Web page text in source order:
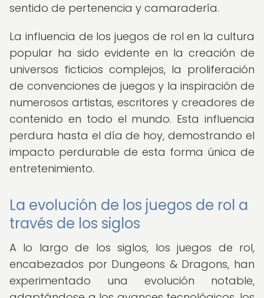
sentido de pertenencia y camaradería.
La influencia de los juegos de rol en la cultura
popular ha sido evidente en la creación de
universos ficticios complejos, la proliferación
de convenciones de juegos y la inspiración de
numerosos artistas, escritores y creadores de
contenido en todo el mundo. Esta influencia
perdura hasta el día de hoy, demostrando el
impacto perdurable de esta forma única de
entretenimiento.
La evolución de los juegos de rol a
través de los siglos
A lo largo de los siglos, los juegos de rol,
encabezados por Dungeons & Dragons, han
experimentado una evolución notable,